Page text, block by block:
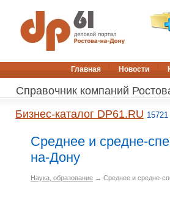
Главная Новости
Справочник компаний
Бизнес-каталог DP61.RU 15721
Среднее и средне-
на-Дону
Наука, образование → Среднее и средне-